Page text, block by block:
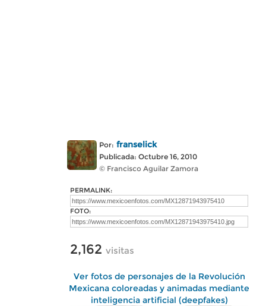
Por: franselick
Publicada: Octubre 16, 2010
© Francisco Aguilar Zamora
PERMALINK:
FOTO:
2,162 visitas
Ver fotos de personajes de la Revolución
Mexicana coloreadas y animadas mediante
inteligencia artificial (deepfakes)